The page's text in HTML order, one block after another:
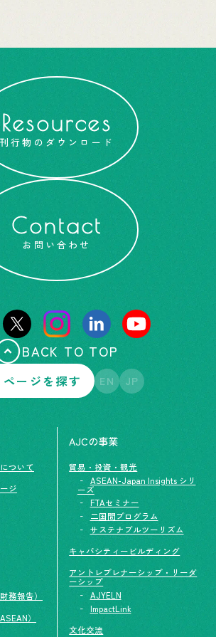
Resources
刊行物のダウンロード
Contact
お問い合わせ
BACK TO TOP
ページを探す EN JP
ついて
ジ
務報告）
）
AJCの事業
貿易・投資・観光
ASEAN-Japan Insights シリ
ーズ
FTAセミナー
二国間プログラム
サステナブルツーリズム
キャパシティービルディング
アントレプレナーシップ・リーダ
ーシップ
AJYELN
ImpactLink
文化交流